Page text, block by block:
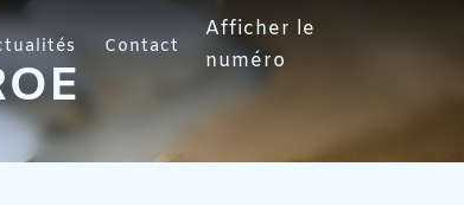
Contact
Afficher le
numéro